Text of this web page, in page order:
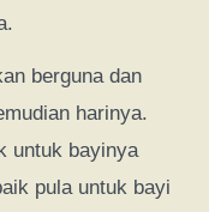
berguna dan
harinya.
untuk bayinya
pula untuk bayi